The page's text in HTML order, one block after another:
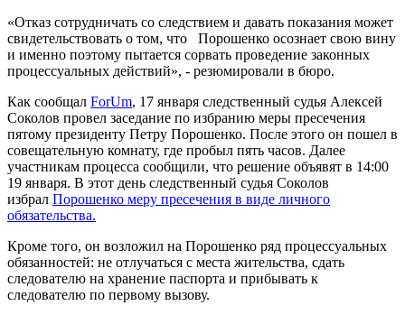
«Отказ сотрудничать со следствием и давать показания может
свидетельствовать о том, что Порошенко осознает свою вину
и именно поэтому пытается сорвать проведение законных
процессуальных действий», - резюмировали в бюро.
Как сообщал ForUm, 17 января следственный судья Алексей
Соколов провел заседание по избранию меры пресечения
пятому президенту Петру Порошенко. После этого он пошел в
совещательную комнату, где пробыл пять часов. Далее
участникам процесса сообщили, что решение объявят в 14:00
19 января. В этот день следственный судья Соколов
избрал Порошенко меру пресечения в виде личного
обязательства.
Кроме того, он возложил на Порошенко ряд процессуальных
обязанностей: не отлучаться с места жительства, сдать
следователю на хранение паспорта и прибывать к
следователю по первому вызову.